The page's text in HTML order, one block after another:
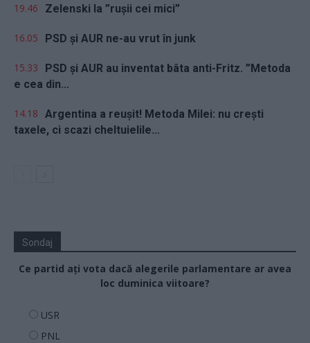
19.46 Zelenski la ”rușii cei mici”
16.05 PSD și AUR ne-au vrut în junk
15.33
PSD și AUR au inventat bâta anti-Fritz. ”Metoda
e cea din...
14.18 Argentina a reușit! Metoda Milei: nu crești
taxele, ci scazi cheltuielile...
Sondaj
Ce partid ați vota dacă alegerile parlamentare ar avea
loc duminica viitoare?
USR
PNL